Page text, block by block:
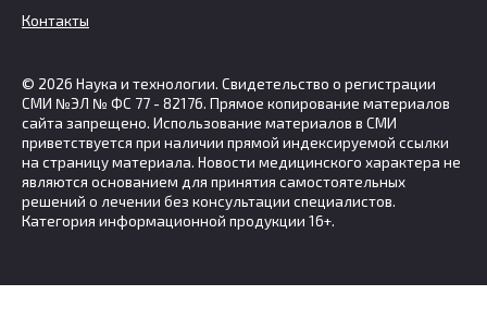
Контакты
© 2026 Наука и технологии. Свидетельство о регистрации
СМИ №ЭЛ № ФС 77 - 82176. Прямое копирование материалов
сайта запрещено. Использование материалов в СМИ
приветствуется при наличии прямой индексируемой ссылки
на страницу материала. Новости медицинского характера не
являются основанием для принятия самостоятельных
решений о лечении без консультации специалистов.
Категория информационной продукции 16+.